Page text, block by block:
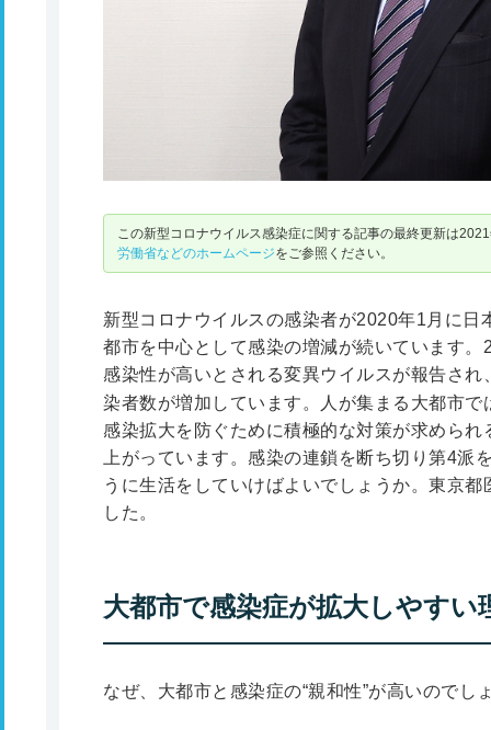
この新型コロナウイルス感染症に関する記事の最終更新は
労働省などのホームページをご参照ください。
新型コロナウイルスの感染者が2020年1月に日
都市を中心として感染の増減が続いています
感染性が高いとされる変異ウイルスが報告さ
染者数が増加しています。人が集まる大都市で
感染拡大を防ぐために積極的な対策が求められ
上がっています。感染の連鎖を断ち切り第4派
うに生活をしていけばよいでしょうか。東京
した。
大都市で感染症が拡大しやすい
なぜ、大都市と感染症の“親和性”が高いのでし